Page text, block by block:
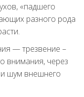
«падшего
разного рода
— трезвение –
внимания, через
шум внешнего